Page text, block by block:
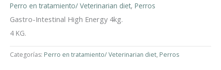
Perro en tratamiento/ Veterinarian diet, Perros
Gastro-Intestinal High Energy 4kg.
4 KG.
Categorías: Perro en tratamiento/ Veterinarian diet, Perros